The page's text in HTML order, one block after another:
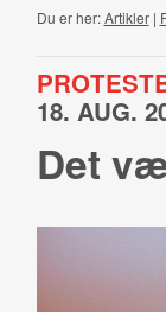
Du er her:Artikler|
18. AUG.
Det